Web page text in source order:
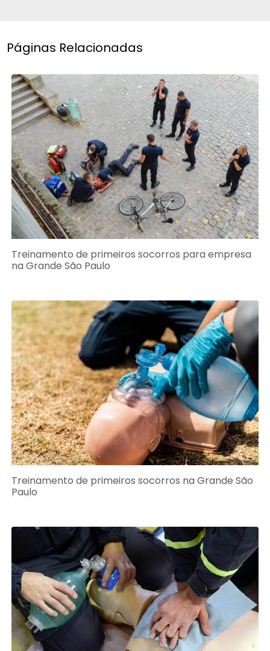
Páginas Relacionadas
Treinamento de primeiros socorros para empresa
na Grande São Paulo
Treinamento de primeiros socorros na Grande São
Paulo